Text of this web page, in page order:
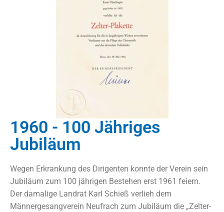
1960 - 100 Jähriges
Jubiläum
Wegen Erkrankung des Dirigenten konnte der Verein sein
Jubiläum zum 100 jährigen Bestehen erst 1961 feiern.
Der damalige Landrat Karl Schieß verlieh dem
Männergesangverein Neufrach zum Jubiläum die „Zelter-